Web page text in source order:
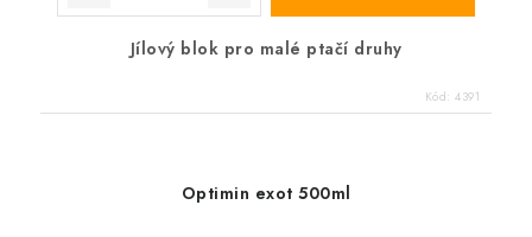
Jílový blok pro malé ptačí druhy
Kód: 4391
Optimin exot 500ml